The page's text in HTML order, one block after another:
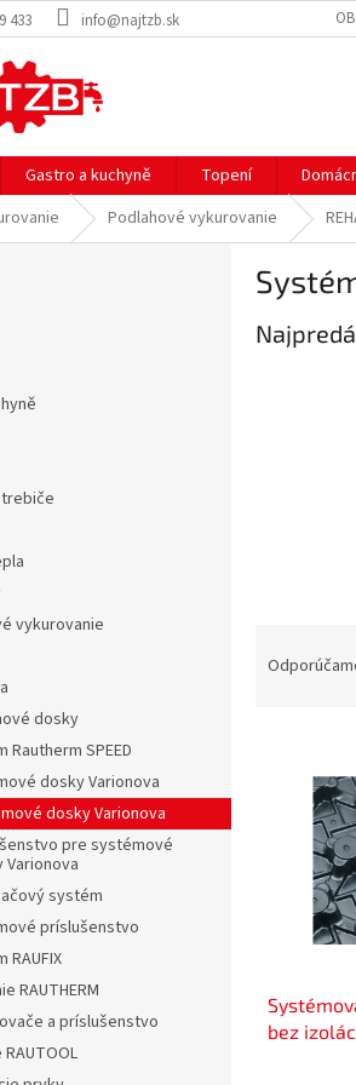
433 info@najtzb.sk
Gastro a kuchyně Topení
Podlahové vykurovanie
vykurovanie
dosky
Rautherm SPEED
dosky Varionova
dosky Varionova
pre systémové
Varionova
systém
príslušenstvo
RAUFIX
RAUTHERM
a príslušenstvo
bez